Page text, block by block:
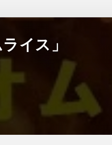
イス」